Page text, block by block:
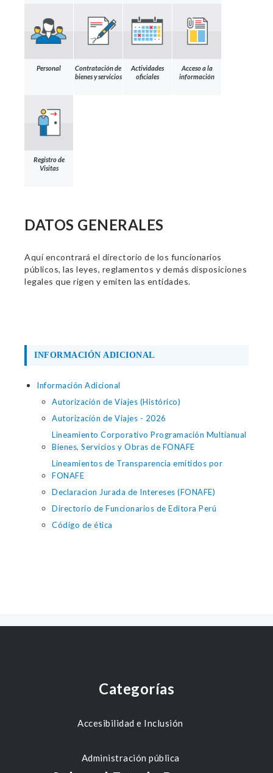
Personal
Contratación de
bienes y servicios
Actividades
oficiales
Acceso a la
información
Registro de
Visitas
DATOS GENERALES
Aquí encontrará el directorio de los funcionarios
públicos, las leyes, reglamentos y demás disposiciones
legales que rigen y emiten las entidades.
INFORMACIÓN ADICIONAL
Información Adicional
Autorización de Viajes (Histórico)
Autorización de Viajes - 2026
Lineamiento Corporativo Programación Multianual
Bienes, Servicios y Obras de FONAFE
Lineamientos de Transparencia emitidos por
FONAFE
Declaracion Jurada de Intereses (FONAFE)
Directorio de Funcionarios de Editora Perú
Código de ética
Categorías
Accesibilidad e Inclusión
Administración pública